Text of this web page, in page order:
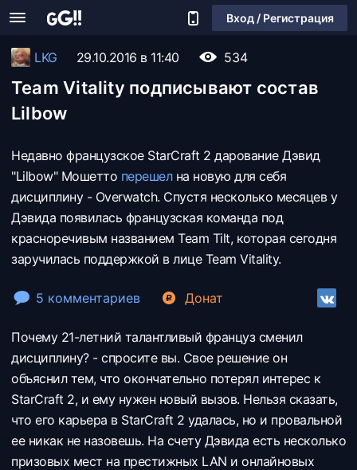
Вход / Регистрация
LKG 29.10.2016 в 11:40 534
Team Vitality подписывают состав
Lilbow
Недавно французское StarCraft 2 дарование Дэвид
"Lilbow" Moшетто перешeлна новую для себя
дисциплину - Overwatch. Спустя несколько месяцев у
Дэвида появилась французская команда под
красноречивым названием Team Tilt, которая сегодня
заручилась поддержкой в лице Team Vitality.
5 комментариев Донат
Почему 21-летний талантливый француз сменил
дисциплину? - спросите вы. Свое решение он
объяснил тем, что окончательно потерял интерес к
StarCraft 2, и ему нужен новый вызов. Нельзя сказать,
что его карьера в StarCraft 2 удалась, но и провальной
ее никак не назовешь. На счету Дэвида есть несколько
призовых мест на престижных LAN и онлайновых